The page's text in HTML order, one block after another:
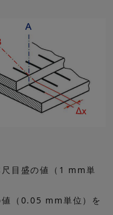
目盛の値（1 mm単
値（0.05 mm単位）を